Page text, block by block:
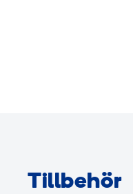
Tillbehör